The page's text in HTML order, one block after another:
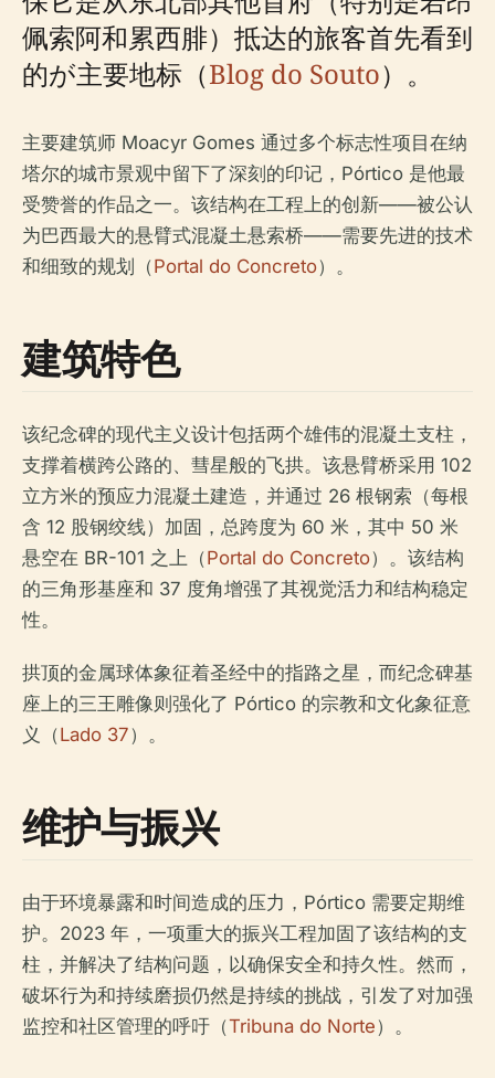
佩索阿和累西腓）抵达的旅客首先看到
的が主要地标（Blog do Souto）。
主要建筑师 Moacyr Gomes 通过多个标志性项目在纳
塔尔的城市景观中留下了深刻的印记，Pórtico 是他最
受赞誉的作品之一。该结构在工程上的创新——被公认
为巴西最大的悬臂式混凝土悬索桥——需要先进的技术
和细致的规划（Portal do Concreto）。
建筑特色
该纪念碑的现代主义设计包括两个雄伟的混凝土支柱，
支撑着横跨公路的、彗星般的飞拱。该悬臂桥采用 102
立方米的预应力混凝土建造，并通过 26 根钢索（每根
含 12 股钢绞线）加固，总跨度为 60 米，其中 50 米
悬空在 BR-101 之上（Portal do Concreto）。该结构
的三角形基座和 37 度角增强了其视觉活力和结构稳定
性。
拱顶的金属球体象征着圣经中的指路之星，而纪念碑基
座上的三王雕像则强化了 Pórtico 的宗教和文化象征意
义（Lado 37）。
维护与振兴
由于环境暴露和时间造成的压力，Pórtico 需要定期维
护。2023 年，一项重大的振兴工程加固了该结构的支
柱，并解决了结构问题，以确保安全和持久性。然而，
破坏行为和持续磨损仍然是持续的挑战，引发了对加强
监控和社区管理的呼吁（Tribuna do Norte）。